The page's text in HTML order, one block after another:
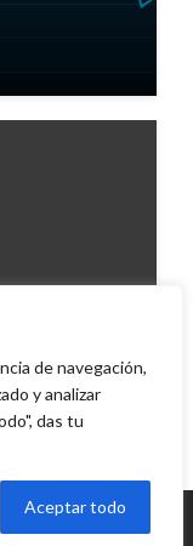
de navegación,
y analizar
das tu
Aceptar todo
de las
2012